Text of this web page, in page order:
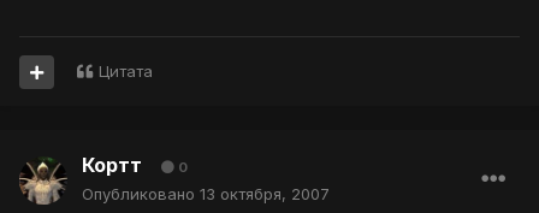
Цитата
Кортт 0
Опубликовано 13 октября, 2007